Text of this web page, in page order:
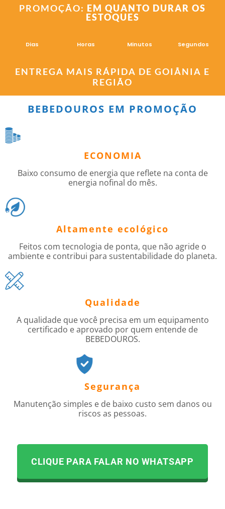
PROMOÇÃO: EM QUANTO DURAR OS
ESTOQUES
Dias Horas Minutos Segundos
ENTREGA MAIS RÁPIDA DE GOIÂNIA E
REGIÃO
BEBEDOUROS EM PROMOÇÃO
ECONOMIA
Baixo consumo de energia que reflete na conta de
energia nofinal do mês.
Altamente ecológico
Feitos com tecnologia de ponta, que não agride o
ambiente e contribui para sustentabilidade do planeta.
Qualidade
A qualidade que você precisa em um equipamento
certificado e aprovado por quem entende de
BEBEDOUROS.
Segurança
Manutenção simples e de baixo custo sem danos ou
riscos as pessoas.
CLIQUE PARA FALAR NO WHATSAPP